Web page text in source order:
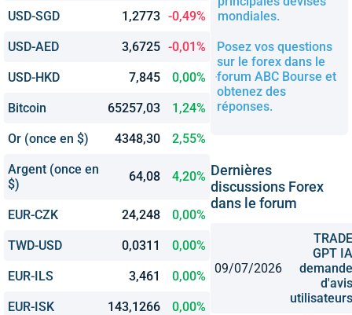
USD-SGD 1,2773 -0,49%
USD-AED 3,6725 -0,01%
USD-HKD 7,845 0,00%
Bitcoin 65257,03 1,24%
Or (once en $) 4348,30 2,55%
Argent (once en
$)
64,08 4,20%
EUR-CZK 24,248 0,00%
TWD-USD 0,0311 0,00%
EUR-ILS 3,461 0,00%
EUR-ISK 143,1266 0,00%
mondiales.
Posez vos questions
sur le forex dans le
forum ABC Bourse et
obtenez des
réponses.
Dernières
discussions Forex
dans le forum
09/07/2026
TRADE
GPT IA
demande
d'avis
utilisateurs